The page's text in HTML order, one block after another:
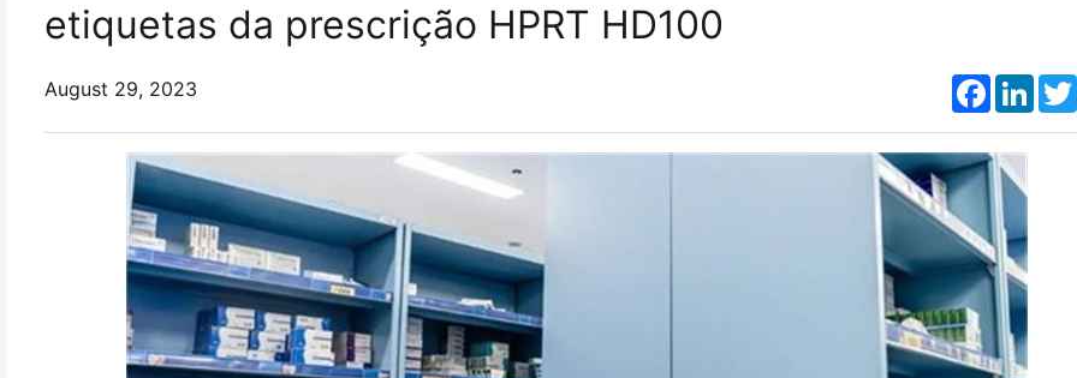
etiquetas da prescrição HPRT HD100
August 29, 2023